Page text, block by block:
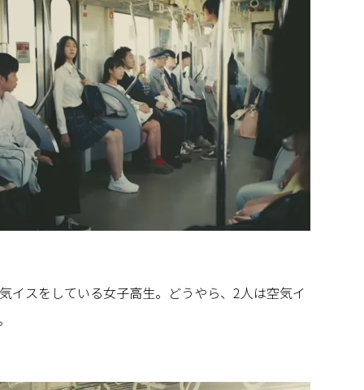
イスをしている女子高生。どうやら、2人は空気イ